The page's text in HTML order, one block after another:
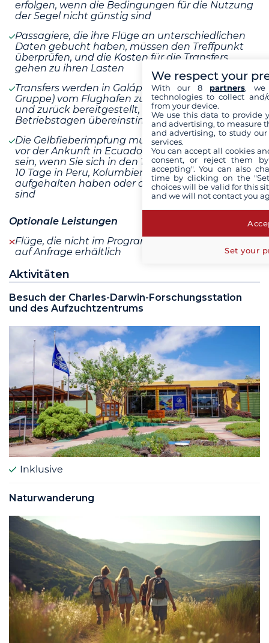
erfolgen, wenn die Bedingungen für die Nutzung
der Segel nicht günstig sind
Passagiere, die ihre Flüge an unterschiedlichen
Daten gebucht haben, müssen den Treffpunkt
überprüfen, und die Kosten für die Transfers
gehen zu ihren Lasten
Transfers werden in Galápagos (mit der restlichen
Gruppe) vom Flughafen zum Kreuzfahrthafen
und zurück bereitgestellt, solange sie mit unseren
Betriebstagen übereinstimmen
Die Gelbfieberimpfung muss mindestens 10 Tage
vor der Ankunft in Ecuador verabreicht worden
sein, wenn Sie sich in den 10 Tagen zuvor mehr als
10 Tage in Peru, Kolumbien, Bolivien oder Brasilien
aufgehalten haben oder durch Brasilien gereist
sind
Optionale Leistungen
Flüge, die nicht im Programm enthalten sind, sind
auf Anfrage erhältlich
Aktivitäten
Besuch der Charles-Darwin-Forschungsstation
und des Aufzuchtzentrums
Inklusive
Naturwanderung
We respect your
With our 8 partners, we
technologies to collect
from your device.
We use this data to provide
and advertising, to measure
and advertising, to study
services.
You can accept all cookies
consent, or reject them
accepting". You can also
time by clicking on the
choices will be valid for this
and we will not contact you
Set your